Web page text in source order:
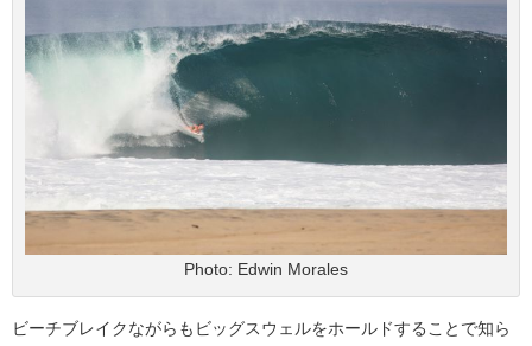
Photo: Edwin Morales
ビーチブレイクながらもビッグスウェルをホールドすることで知ら